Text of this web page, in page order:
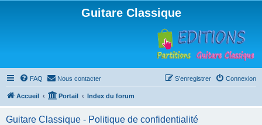
Guitare Classique
FAQ Nous contacter Connexion
S’enregistrer
Accueil Portail Index du forum
Guitare Classique - Politique de confidentialité